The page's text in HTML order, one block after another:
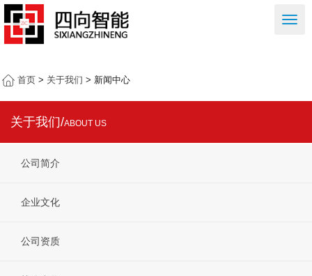
右
首页 > 关于我们 > 新闻中心
关于我们/ABOUT US
公司简介
企业文化
公司资质